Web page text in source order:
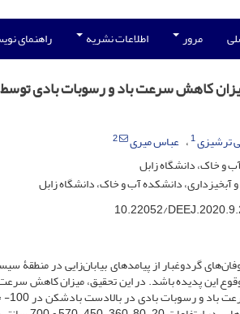
مرور اطلاعات نشریه راهنمای
کاهش سرعت باد و رسوبات بادی
ترشیزی1 عباس میری
2
و خاک، دانشگاه زابل
آبخیزداری، دانشکده آب و خاک، دانشگاه زابل
10.22052/
گردوغبار از پیامدهای بیابان‌زایی در منطقۀ